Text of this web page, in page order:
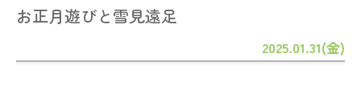
お正月遊びと雪見遠足
2025.01.31(金)